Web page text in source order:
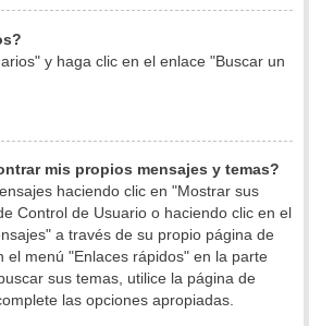
y haga clic en el enlace "Buscar un
mis propios mensajes y temas?
haciendo clic en "Mostrar sus
Control de Usuario o haciendo clic en el
a través de su propio página de
el menú "Enlaces rápidos" en la parte
sus temas, utilice la página de
las opciones apropiadas.